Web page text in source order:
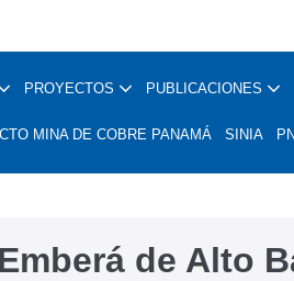
PROYECTOS PUBLICACIONES
MINA DE COBRE PANAMÁ SINIA
de Alto